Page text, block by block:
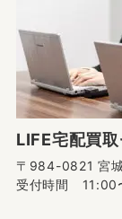
LIFE宅配買
〒984-0821 宮
受付時間 11:00